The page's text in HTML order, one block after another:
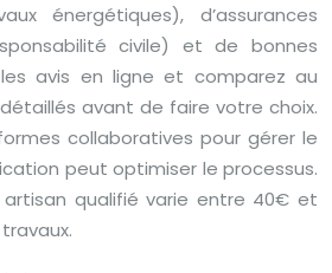
énergétiques), d’assurances
civile) et de bonnes
avis en ligne et comparez au
avant de faire votre choix.
collaboratives pour gérer le
peut optimiser le processus.
artisan qualifié varie entre 40€ et